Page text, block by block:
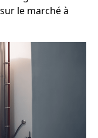
le marché à